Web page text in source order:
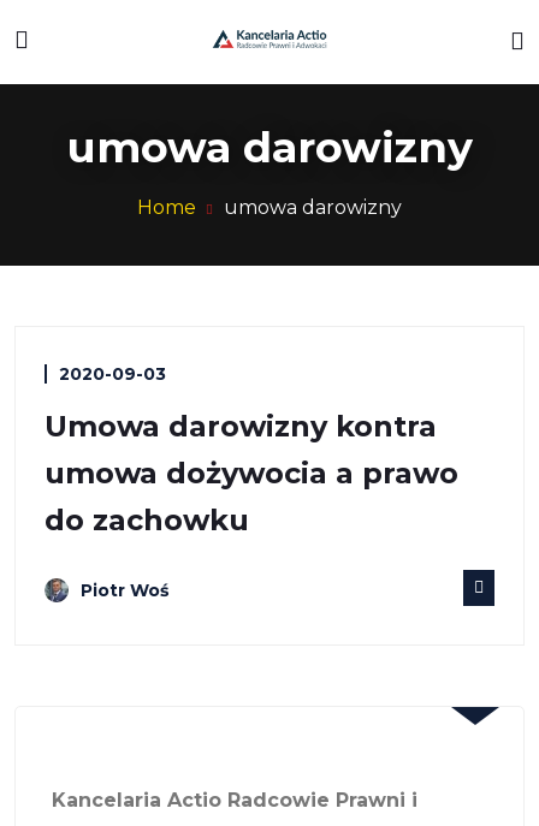
umowa darowizny
Home umowa darowizny
2020-09-03
Umowa darowizny kontra
umowa dożywocia a prawo
do zachowku
Piotr Woś
Kancelaria Actio Radcowie Prawni i